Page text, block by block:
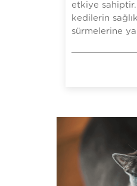
etkiye
kedilerin
sürmelerine